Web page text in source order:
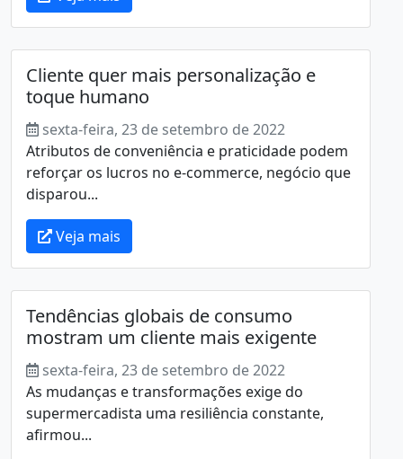
Cliente quer mais personalização e
toque humano
sexta-feira, 23 de setembro de 2022
Atributos de conveniência e praticidade podem
reforçar os lucros no e-commerce, negócio que
disparou...
Veja mais
Tendências globais de consumo
mostram um cliente mais exigente
sexta-feira, 23 de setembro de 2022
As mudanças e transformações exige do
supermercadista uma resiliência constante,
afirmou...